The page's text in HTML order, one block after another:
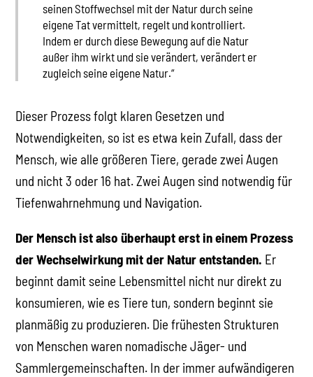
seinen Stoffwechsel mit der Natur durch seine
eigene Tat vermittelt, regelt und kontrolliert.
Indem er durch diese Bewegung auf die Natur
außer ihm wirkt und sie verändert, verändert er
zugleich seine eigene Natur.“
Dieser Prozess folgt klaren Gesetzen und
Notwendigkeiten, so ist es etwa kein Zufall, dass der
Mensch, wie alle größeren Tiere, gerade zwei Augen
und nicht 3 oder 16 hat. Zwei Augen sind notwendig für
Tiefenwahrnehmung und Navigation.
Der Mensch ist also überhaupt erst in einem Prozess
der Wechselwirkung mit der Natur entstanden. Er
beginnt damit seine Lebensmittel nicht nur direkt zu
konsumieren, wie es Tiere tun, sondern beginnt sie
planmäßig zu produzieren. Die frühesten Strukturen
von Menschen waren nomadische Jäger- und
Sammlergemeinschaften. In der immer aufwändigeren